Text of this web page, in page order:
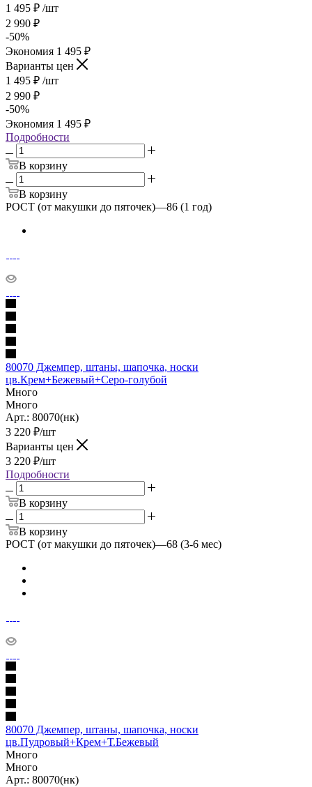
1 495 ₽ /шт
2 990 ₽
-50%
Экономия 1 495 ₽
Варианты цен
1 495 ₽ /шт
2 990 ₽
-50%
Экономия 1 495 ₽
Подробности
В корзину
В корзину
РОСТ (от макушки до пяточек)—86 (1 год)
80070 Джемпер, штаны, шапочка, носки
цв.Крем+Бежевый+Серо-голубой
Много
Много
Арт.: 80070(нк)
3 220 ₽/шт
Варианты цен
3 220 ₽/шт
Подробности
В корзину
В корзину
РОСТ (от макушки до пяточек)—68 (3-6 мес)
80070 Джемпер, штаны, шапочка, носки
цв.Пудровый+Крем+Т.Бежевый
Много
Много
Арт.: 80070(нк)